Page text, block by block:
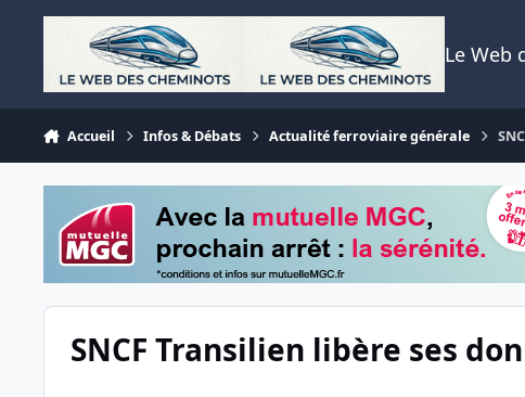
Aller au contenu
Le Web
Accueil Infos & Débats Actualité ferroviaire générale
SNCF Transilien libère ses